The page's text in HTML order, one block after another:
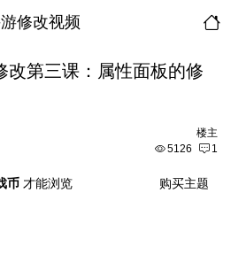
修改视频
改第三课：属性面板的修
楼主
5126 1
购买主题
币 才能浏览